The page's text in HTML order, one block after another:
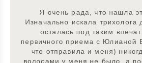
Я очень рада, что нашла
Изначально искала
осталась под таким
первичного приема с Юлианой
что отправила и меня)
волосами у меня не было, а